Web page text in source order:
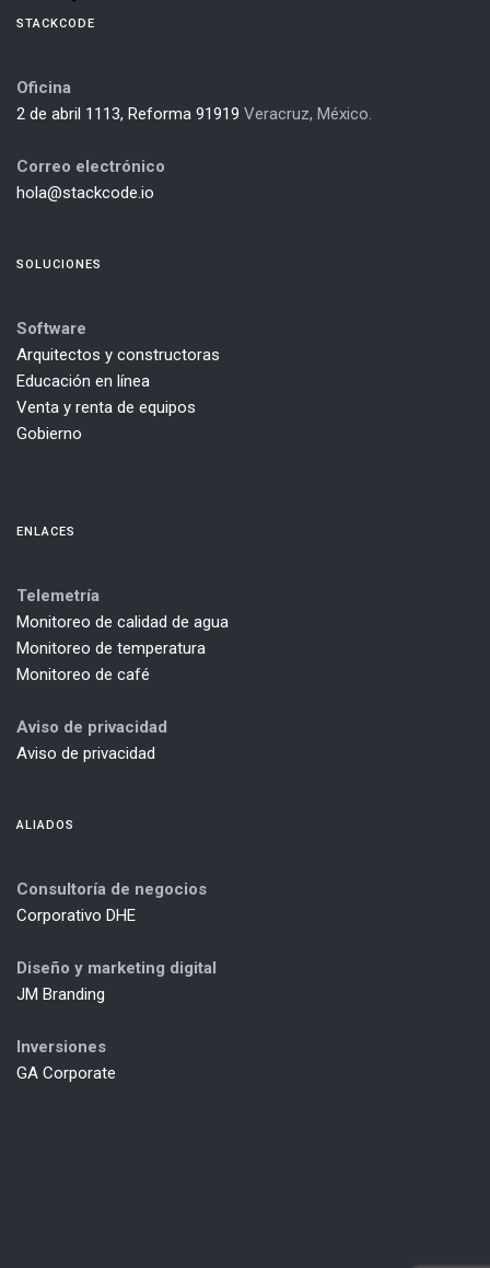
STACKCODE
Oficina
2 de abril 1113, Reforma 91919 Veracruz, México.
Correo electrónico
hola@stackcode.io
SOLUCIONES
Software
Arquitectos y constructoras
Educación en línea
Venta y renta de equipos
Gobierno
ENLACES
Telemetría
Monitoreo de calidad de agua
Monitoreo de temperatura
Monitoreo de café
Aviso de privacidad
Aviso de privacidad
ALIADOS
Consultoría de negocios
Corporativo DHE
Diseño y marketing digital
JM Branding
Inversiones
GA Corporate